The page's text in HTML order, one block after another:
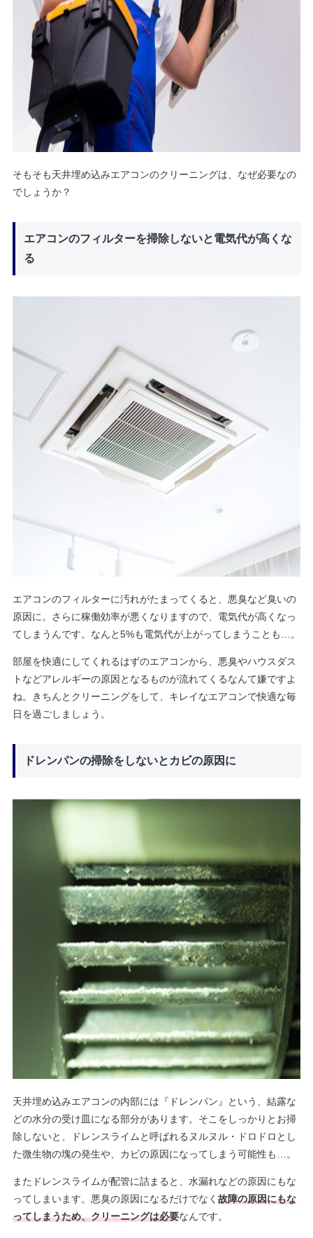
そもそも天井埋め込みエアコンのクリーニングは、なぜ必要なの
でしょうか？
エアコンのフィルターを掃除しないと電気代が高くな
る
エアコンのフィルターに汚れがたまってくると、悪臭など臭いの
原因に。さらに稼働効率が悪くなりますので、電気代が高くなっ
てしまうんです。なんと5%も電気代が上がってしまうことも…。
部屋を快適にしてくれるはずのエアコンから、悪臭やハウスダス
トなどアレルギーの原因となるものが流れてくるなんて嫌ですよ
ね。きちんとクリーニングをして、キレイなエアコンで快適な毎
日を過ごしましょう。
ドレンパンの掃除をしないとカビの原因に
天井埋め込みエアコンの内部には『ドレンパン』という、結露な
どの水分の受け皿になる部分があります。そこをしっかりとお掃
除しないと、ドレンスライムと呼ばれるヌルヌル・ドロドロとし
た微生物の塊の発生や、カビの原因になってしまう可能性も…。
またドレンスライムが配管に詰まると、水漏れなどの原因にもな
ってしまいます。悪臭の原因になるだけでなく 故障の原因にもな
ってしまうため、クリーニングは必要なんです。